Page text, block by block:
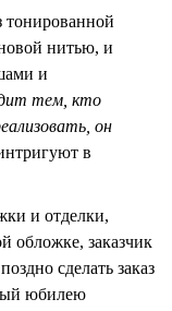
тонированной
нитью, и
и
тем, кто
он
в
и отделки,
обложке, заказчик
сделать заказ
юбилею